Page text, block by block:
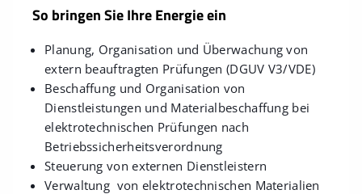
So bringen Sie Ihre Energie ein
Planung, Organisation und Überwachung von
extern beauftragten Prüfungen (DGUV V3/VDE)
Beschaffung und Organisation von
Dienstleistungen und Materialbeschaffung bei
elektrotechnischen Prüfungen nach
Betriebssicherheitsverordnung
Steuerung von externen Dienstleistern
Verwaltung von elektrotechnischen Materialien